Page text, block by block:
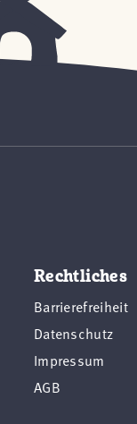
Rechtliches
Barrierefreiheit
Datenschutz
Impressum
AGB